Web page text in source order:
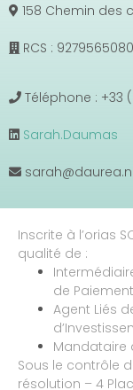
158 Chemin des
RCS :
Téléphone : +33
Sarah.Daumas
Inscrite à l’orias
qualité de :
de Paiement
Agent Liés
Mandataire
Sous le contrôle
résolution – 4